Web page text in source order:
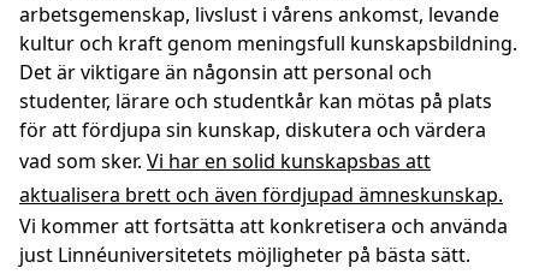
arbetsgemenskap, livslust i vårens ankomst, levande
kultur och kraft genom meningsfull kunskapsbildning.
Det är viktigare än någonsin att personal och
studenter, lärare och studentkår kan mötas på plats
för att fördjupa sin kunskap, diskutera och värdera
vad som sker. Vi har en solid kunskapsbas att
aktualisera brett och även fördjupad ämneskunskap.
Vi kommer att fortsätta att konkretisera och använda
just Linnéuniversitetets möjligheter på bästa sätt.